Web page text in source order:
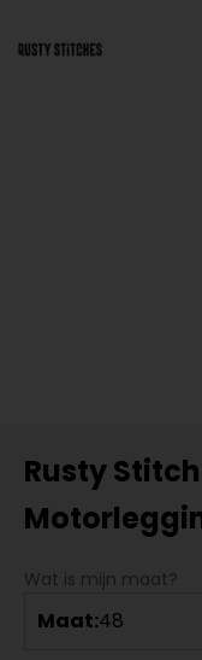
Rusty
Wat is mijn maat?
Maat:48